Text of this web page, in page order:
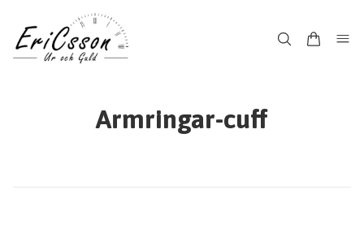
Armringar-cuff